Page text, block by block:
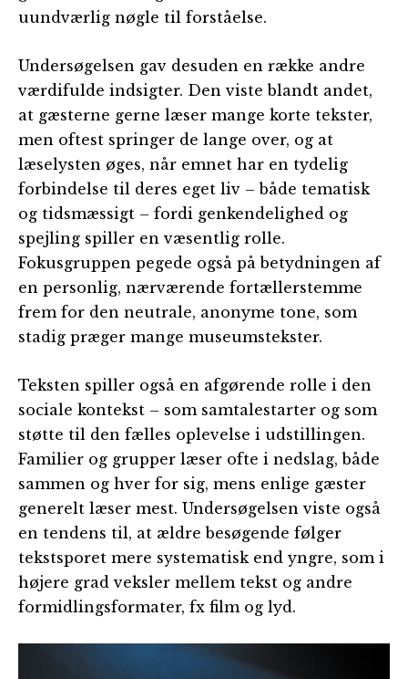
uundværlig nøgle til forståelse.
Undersøgelsen gav desuden en række andre
værdifulde indsigter. Den viste blandt andet,
at gæsterne gerne læser mange korte tekster,
men oftest springer de lange over, og at
læselysten øges, når emnet har en tydelig
forbindelse til deres eget liv – både tematisk
og tidsmæssigt – fordi genkendelighed og
spejling spiller en væsentlig rolle.
Fokusgruppen pegede også på betydningen af
en personlig, nærværende fortællerstemme
frem for den neutrale, anonyme tone, som
stadig præger mange museumstekster.
Teksten spiller også en afgørende rolle i den
sociale kontekst – som samtalestarter og som
støtte til den fælles oplevelse i udstillingen.
Familier og grupper læser ofte i nedslag, både
sammen og hver for sig, mens enlige gæster
generelt læser mest. Undersøgelsen viste også
en tendens til, at ældre besøgende følger
tekstsporet mere systematisk end yngre, som i
højere grad veksler mellem tekst og andre
formidlingsformater, fx film og lyd.